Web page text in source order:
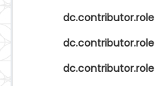
dc.contributor.role
dc.contributor.role
dc.contributor.role